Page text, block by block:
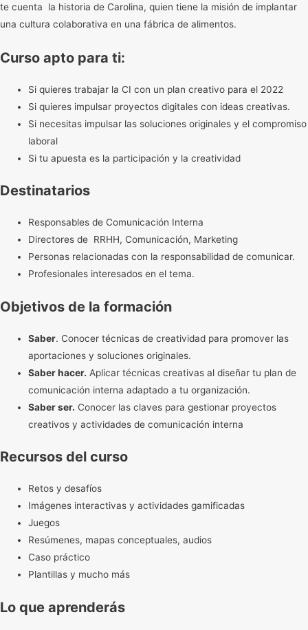
te cuenta la historia de Carolina, quien tiene la misión de implantar
una cultura colaborativa en una fábrica de alimentos.
Curso apto para ti:
Si quieres trabajar la CI con un plan creativo para el 2022
Si quieres impulsar proyectos digitales con ideas creativas.
Si necesitas impulsar las soluciones originales y el compromiso
laboral
Si tu apuesta es la participación y la creatividad
Destinatarios
Responsables de Comunicación Interna
Directores de RRHH, Comunicación, Marketing
Personas relacionadas con la responsabilidad de comunicar.
Profesionales interesados en el tema.
Objetivos de la formación
Saber. Conocer técnicas de creatividad para promover las
aportaciones y soluciones originales.
Saber hacer. Aplicar técnicas creativas al diseñar tu plan de
comunicación interna adaptado a tu organización.
Saber ser. Conocer las claves para gestionar proyectos
creativos y actividades de comunicación interna
Recursos del curso
Retos y desafíos
Imágenes interactivas y actividades gamificadas
Juegos
Resúmenes, mapas conceptuales, audios
Caso práctico
Plantillas y mucho más
Lo que aprenderás